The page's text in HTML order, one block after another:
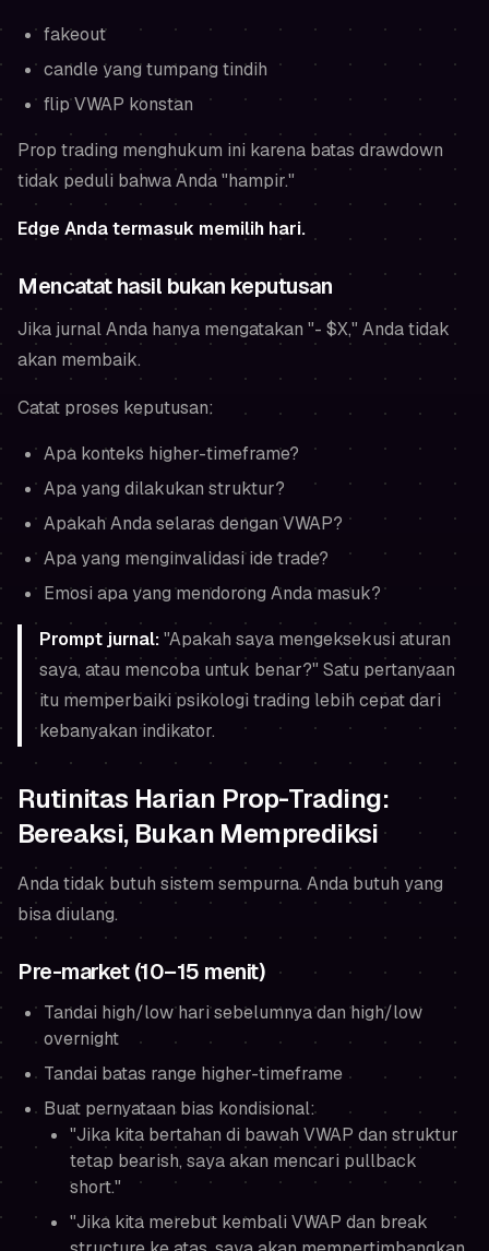
fakeout
candle yang tumpang tindih
flip VWAP konstan
Prop trading menghukum ini karena batas drawdown
tidak peduli bahwa Anda "hampir."
Edge Anda termasuk memilih hari.
Mencatat hasil bukan keputusan
Jika jurnal Anda hanya mengatakan "- $X," Anda tidak
akan membaik.
Catat proses keputusan:
Apa konteks higher-timeframe?
Apa yang dilakukan struktur?
Apakah Anda selaras dengan VWAP?
Apa yang menginvalidasi ide trade?
Emosi apa yang mendorong Anda masuk?
Prompt jurnal:"Apakah saya mengeksekusi aturan
saya, atau mencoba untuk benar?" Satu pertanyaan
itu memperbaiki psikologi trading lebih cepat dari
kebanyakan indikator.
Rutinitas Harian Prop-Trading:
Bereaksi, Bukan Memprediksi
Anda tidak butuh sistem sempurna. Anda butuh yang
bisa diulang.
Pre-market (10–15 menit)
Tandai high/low hari sebelumnya dan high/low
overnight
Tandai batas range higher-timeframe
Buat pernyataan bias kondisional:
"Jika kita bertahan di bawah VWAP dan struktur
tetap bearish, saya akan mencari pullback
short."
"Jika kita merebut kembali VWAP dan break